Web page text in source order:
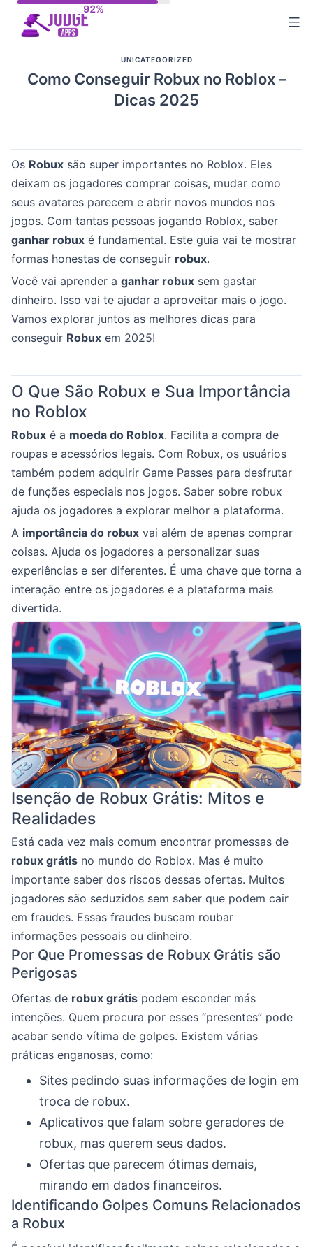
UNICATEGORIZED
Como Conseguir Robux no Roblox –
Dicas 2025
Os Robux são super importantes no Roblox. Eles
deixam os jogadores comprar coisas, mudar como
seus avatares parecem e abrir novos mundos nos
jogos. Com tantas pessoas jogando Roblox, saber
ganhar robux é fundamental. Este guia vai te mostrar
formas honestas de conseguir robux.
Você vai aprender a ganhar robux sem gastar
dinheiro. Isso vai te ajudar a aproveitar mais o jogo.
Vamos explorar juntos as melhores dicas para
conseguir Robux em 2025!
O Que São Robux e Sua Importância
no Roblox
Robux é a moeda do Roblox. Facilita a compra de
roupas e acessórios legais. Com Robux, os usuários
também podem adquirir Game Passes para desfrutar
de funções especiais nos jogos. Saber sobre robux
ajuda os jogadores a explorar melhor a plataforma.
A importância do robux vai além de apenas comprar
coisas. Ajuda os jogadores a personalizar suas
experiências e ser diferentes. É uma chave que torna a
interação entre os jogadores e a plataforma mais
divertida.
Isenção de Robux Grátis: Mitos e
Realidades
Está cada vez mais comum encontrar promessas de
robux grátis no mundo do Roblox. Mas é muito
importante saber dos riscos dessas ofertas. Muitos
jogadores são seduzidos sem saber que podem cair
em fraudes. Essas fraudes buscam roubar
informações pessoais ou dinheiro.
Por Que Promessas de Robux Grátis são
Perigosas
Ofertas de robux grátis podem esconder más
intenções. Quem procura por esses “presentes” pode
acabar sendo vítima de golpes. Existem várias
práticas enganosas, como:
Sites pedindo suas informações de login em
troca de robux.
Aplicativos que falam sobre geradores de
robux, mas querem seus dados.
Ofertas que parecem ótimas demais,
mirando em dados financeiros.
Identificando Golpes Comuns Relacionados
a Robux